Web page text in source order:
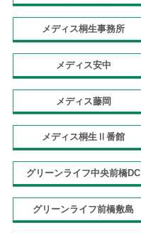
メディス桐生事務所
メディス安中
メディス藤岡
メディス桐生Ⅱ番館
グリーンライフ中央前橋DC
グリーンライフ前橋敷島